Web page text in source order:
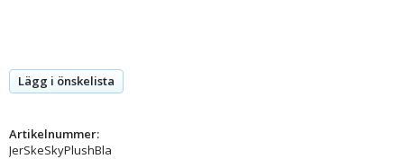
Lägg i önskelista
Artikelnummer:
JerSkeSkyPlushBla